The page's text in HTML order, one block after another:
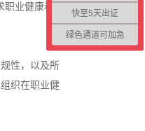
业健康和
性，以及所
织在职业健
快至5天出证
绿色通道可加急